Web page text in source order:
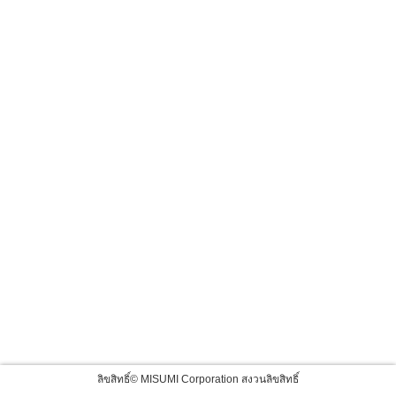
ลิขสิทธิ์© MISUMI Corporation สงวนลิขสิทธิ์